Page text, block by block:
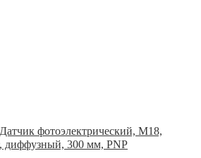
фотоэлектрический, M18,
диффузный, 300 мм, PNP